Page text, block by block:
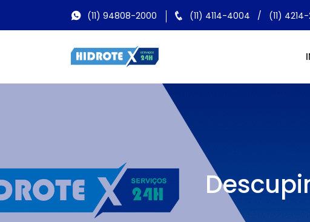
(11) 94808-2000 (11) 4114-4004 / (11)